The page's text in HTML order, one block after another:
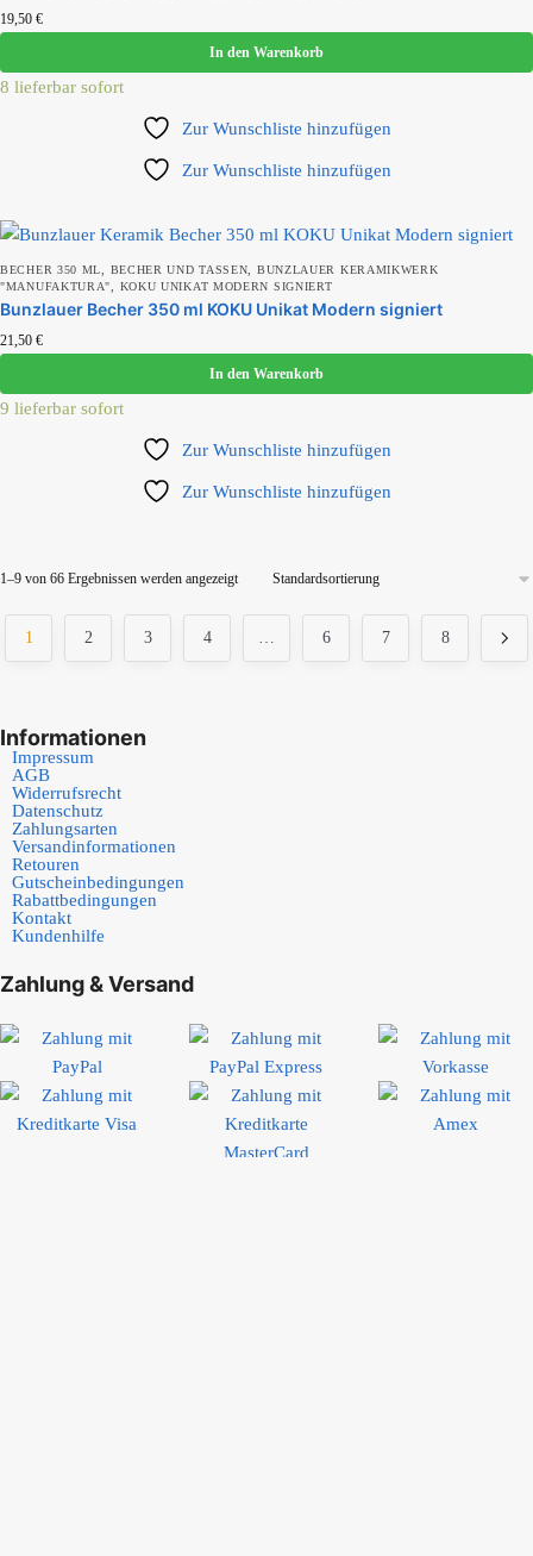
19,50 €
In den Warenkorb
8 lieferbar sofort
Zur Wunschliste hinzufügen
Zur Wunschliste hinzufügen
BECHER 350 ML, BECHER UND TASSEN, BUNZLAUER KERAMIKWERK
"MANUFAKTURA", KOKU UNIKAT MODERN SIGNIERT
Bunzlauer Becher 350 ml KOKU Unikat Modern signiert
21,50 €
In den Warenkorb
9 lieferbar sofort
Zur Wunschliste hinzufügen
Zur Wunschliste hinzufügen
1–9 von 66 Ergebnissen werden angezeigt
1 2 3 4 6 7 8
Informationen
Impressum
AGB
Widerrufsrecht
Datenschutz
Zahlungsarten
Versandinformationen
Retouren
Gutscheinbedingungen
Rabattbedingungen
Kontakt
Kundenhilfe
Zahlung & Versand